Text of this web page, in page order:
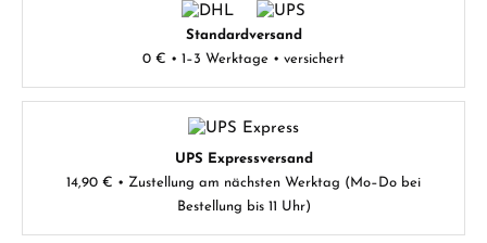
Standardversand
0 € • 1–3 Werktage • versichert
UPS Expressversand
14,90 € • Zustellung am nächsten Werktag (Mo–Do bei
Bestellung bis 11 Uhr)